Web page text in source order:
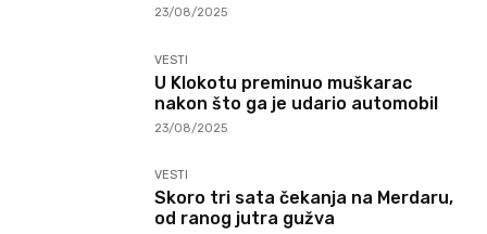
23/08/2025
VESTI
U Klokotu preminuo muškarac
nakon što ga je udario automobil
23/08/2025
VESTI
Skoro tri sata čekanja na Merdaru,
od ranog jutra gužva